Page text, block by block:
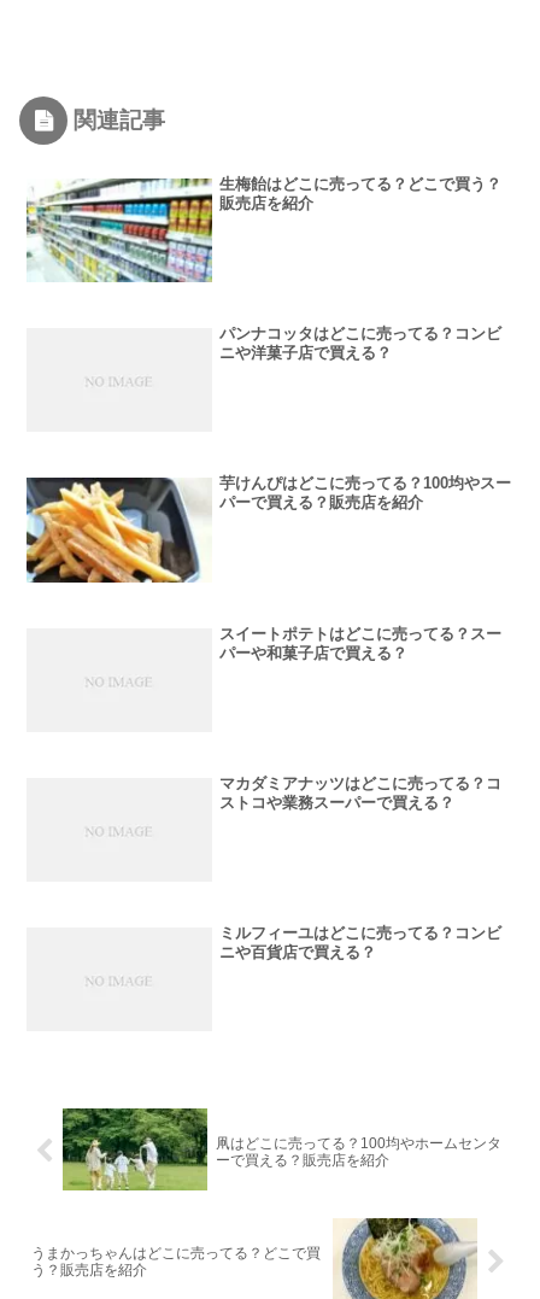
関連記事
生梅飴はどこに売ってる？どこで買う？
販売店を紹介
パンナコッタはどこに売ってる？コンビ
ニや洋菓子店で買える？
芋けんぴはどこに売ってる？100均やスー
パーで買える？販売店を紹介
スイートポテトはどこに売ってる？スー
パーや和菓子店で買える？
マカダミアナッツはどこに売ってる？コ
ストコや業務スーパーで買える？
ミルフィーユはどこに売ってる？コンビ
ニや百貨店で買える？
凧はどこに売ってる？100均やホームセンタ
ーで買える？販売店を紹介
うまかっちゃんはどこに売ってる？どこで買
う？販売店を紹介